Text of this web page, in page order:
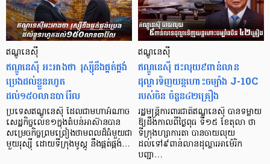
ឥណ្ឌូនេស៊ី
ឥណ្ឌូនេស៊ី អះអាងថា រុស្ស៊ីនឹងផ្គត់ផ្គង់
ប្រេងដល់ខ្លួនរហូត
ដល់១៥០លានបារ៉ែល
ប្រទេសឥណ្ឌូនេស៊ី ដែលជាមហាអំណាច
សេដ្ឋកិច្ចលេខ១ក្នុងតំបន់អាស៊ានបាន
សម្រេចកិច្ចព្រមព្រៀងថាមពលដ៏ធំមួយជា
មួយរុស្ស៊ី ដោយទីក្រុងមូស្គូ នឹងផ្គត់ផ្គង់…
ឥណ្ឌូនេស៊ី
ឥណ្ឌូនេស៊ី ជះលុយ៩ពាន់លាន
ដុល្លារទិញយន្ដហោះចម្បាំង J-10C
របស់ចិន ចំនួន៤២គ្រឿង
រដ្ឋមន្ត្រីការពារជាតិឥណ្ឌូនេស៊ី បានទម្លាយ
ឱ្យដឹងកាលពីថ្ងៃពុធ ទី១៥ ខែតុលា ថា
ទីក្រុងហ្សាការតា បានចាយលុយ
ដល់ទៅ៩ពាន់លានដុល្លារអាម៉េរិក
បញ្ជា…